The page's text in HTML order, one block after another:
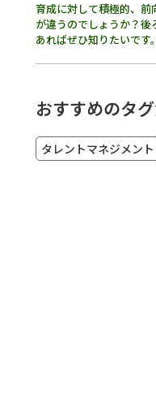
育成に対して積極的、前
が違うのでしょうか？
あればぜひ知りたいです。
おすすめのタ
タレントマネジメント